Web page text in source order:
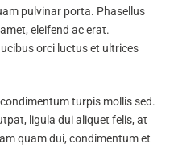
pulvinar porta. Phasellus
eleifend ac erat.
orci luctus et ultrices
turpis mollis sed.
ligula dui aliquet felis, at
quam dui, condimentum et